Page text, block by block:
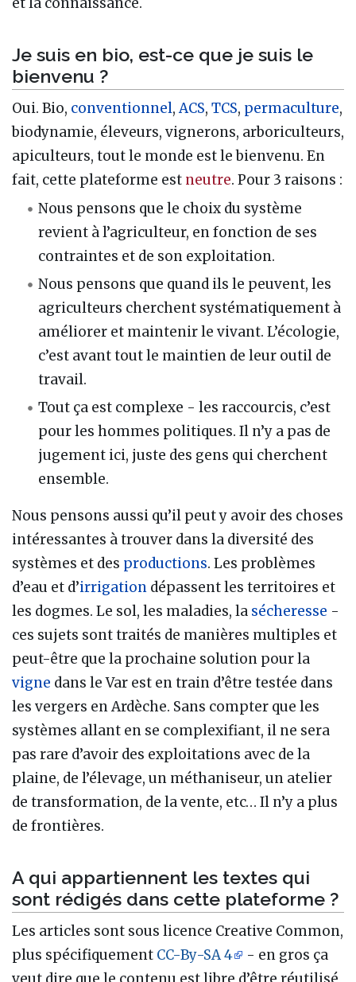
Je suis en bio, est-ce que je suis le
bienvenu ?
Oui. Bio, conventionnel,ACS, TCS, permaculture,
biodynamie, éleveurs, vignerons, arboriculteurs,
apiculteurs, tout le monde est le bienvenu. En
fait, cette plateforme est neutre. Pour 3 raisons :
Nous pensons que le choix du système
revient à l’agriculteur, en fonction de ses
contraintes et de son exploitation.
Nous pensons que quand ils le peuvent, les
agriculteurs cherchent systématiquement à
améliorer et maintenir le vivant. L’écologie,
c’est avant tout le maintien de leur outil de
travail.
Tout ça est complexe - les raccourcis, c’est
pour les hommes politiques. Il n’y a pas de
jugement ici, juste des gens qui cherchent
ensemble.
Nous pensons aussi qu’il peut y avoir des choses
intéressantes à trouver dans la diversité des
systèmes et des productions. Les problèmes
d’eau et d’irrigation dépassent les territoires et
les dogmes. Le sol, les maladies, la sécheresse -
ces sujets sont traités de manières multiples et
peut-être que la prochaine solution pour la
vigne dans le Var est en train d’être testée dans
les vergers en Ardèche. Sans compter que les
systèmes allant en se complexifiant, il ne sera
pas rare d’avoir des exploitations avec de la
plaine, de l’élevage, un méthaniseur, un atelier
de transformation, de la vente, etc… Il n’y a plus
de frontières.
A qui appartiennent les textes qui
sont rédigés dans cette plateforme ?
Les articles sont sous licence Creative Common,
plus spécifiquement CC-By-SA 4
- en gros ça